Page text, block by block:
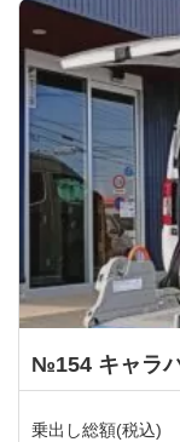
乗出し総額(税込)